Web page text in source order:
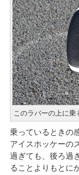
このラバーの上に乗
乗っているときの
アイスホッケーの
過ぎても、後ろ過
ることよりもとに